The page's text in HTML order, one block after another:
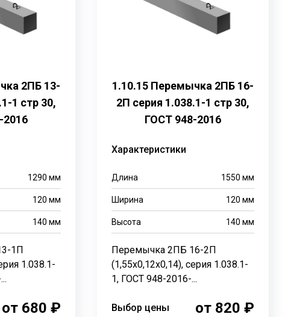
2ПБ 13-
1 стр 30,
2016
1290мм
120мм
140мм
1П
1.038.1-
от 680 ₽
1.10.15 Перемычка 2ПБ 16-
2П серия 1.038.1-1 стр 30,
ГОСТ 948-2016
Характеристики
Длина 1550 мм
Ширина 120 мм
Высота 140 мм
Перемычка 2ПБ 16-2П
(1,55х0,12х0,14), серия 1.038.1-
1, ГОСТ 948-2016-...
Выбор цены от 820 ₽